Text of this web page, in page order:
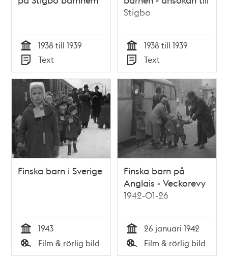
Tid
1938 till 1939
Typ
Text
Stigbo
Tid
1938 till 1939
Typ
Text
Finska barn i Sverige
Tid
1943
Typ
Film & rörlig bild
Finska barn på
Anglais - Veckorevy
1942-01-26
Tid
26 januari 1942
Typ
Film & rörlig bild